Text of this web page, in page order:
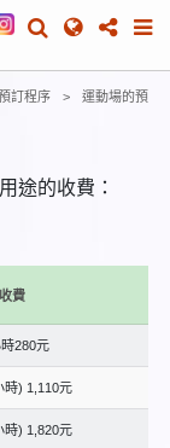
訂程序
運動場的預
途的收費：
收費
280元
時) 1,110元
時) 1,820元